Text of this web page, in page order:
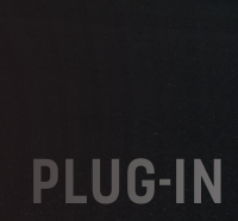
PLUG-